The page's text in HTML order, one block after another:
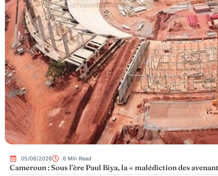
05/08/2026 6 Min Read
Cameroun : Sous l’ère Paul Biya, la « malédiction des